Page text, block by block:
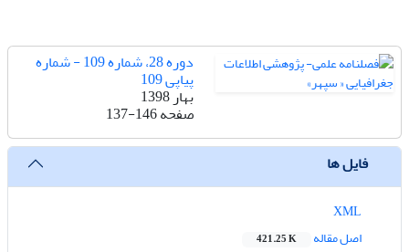
دوره 28، شماره 109 - شماره
پیاپی 109
بهار 1398
صفحه137-146
فایل ها
اصل مقاله
421.25 K